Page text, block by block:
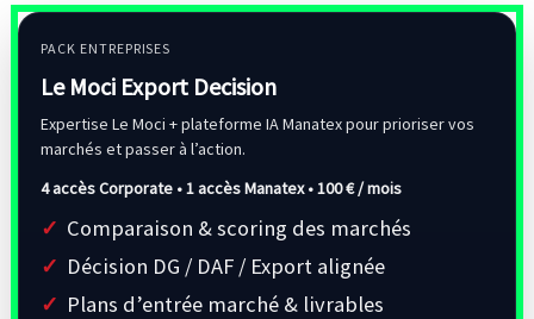
PACK ENTREPRISES
Le Moci Export Decision
Expertise Le Moci + plateforme IA Manatex pour prioriser vos
marchés et passer à l’action.
4 accès Corporate • 1 accès Manatex •100 € / mois
Comparaison & scoring des marchés
Décision DG / DAF / Export alignée
Plans d’entrée marché & livrables